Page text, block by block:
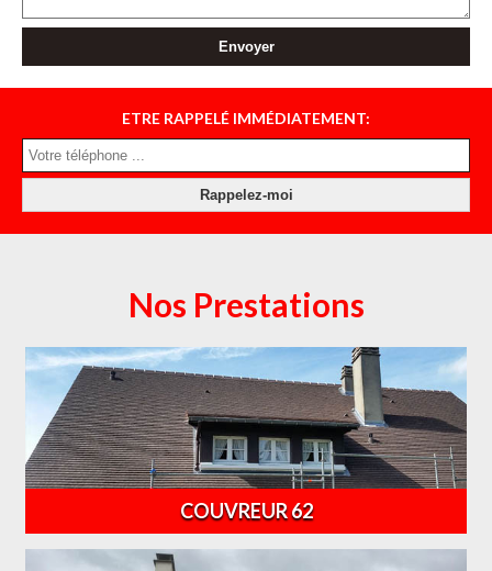
ETRE RAPPELÉ IMMÉDIATEMENT:
Nos Prestations
COUVREUR 62